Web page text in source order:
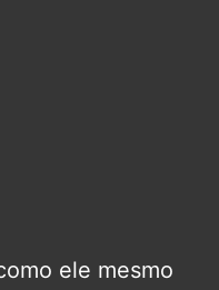
ele mesmo